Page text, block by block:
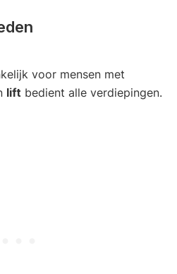
voor mensen met
lift bedient alle verdiepingen.